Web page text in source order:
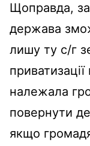
Щоправда,
держава
лишу ту с/г
належала
повернути
якщо